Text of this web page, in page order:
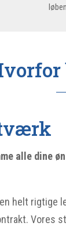
alle dine
helt rigtige
Vores